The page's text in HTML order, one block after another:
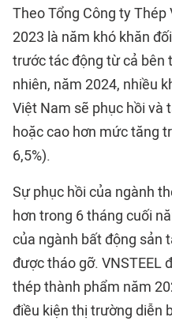
Theo Tổng Công ty Thép
2023 là năm khó khăn
trước tác động từ cả bên
nhiên, năm 2024, nhiều
Việt Nam sẽ phục hồi và
hoặc cao hơn mức tăng
6,5%).
Sự phục hồi của ngành
hơn trong 6 tháng cuối
của ngành bất động sản
được tháo gỡ. VNSTEEL
thép thành phẩm năm
điều kiện thị trường diễn